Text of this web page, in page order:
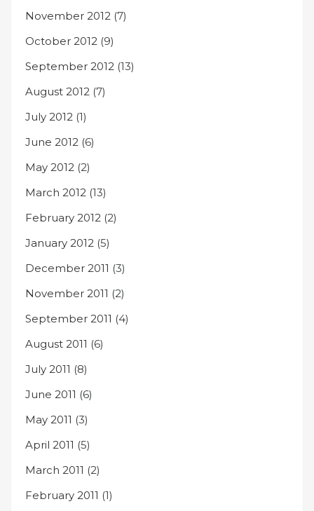
November 2012 (7)
October 2012 (9)
September 2012 (13)
August 2012 (7)
July 2012 (1)
June 2012 (6)
May 2012 (2)
March 2012 (13)
February 2012 (2)
January 2012 (5)
December 2011 (3)
November 2011 (2)
September 2011 (4)
August 2011 (6)
July 2011 (8)
June 2011 (6)
May 2011 (3)
April 2011 (5)
March 2011 (2)
February 2011 (1)